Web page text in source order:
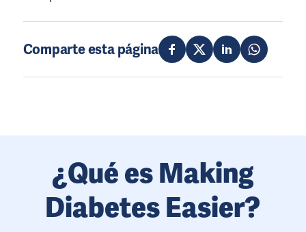
Comparte esta página
¿Qué es Making
Diabetes Easier?